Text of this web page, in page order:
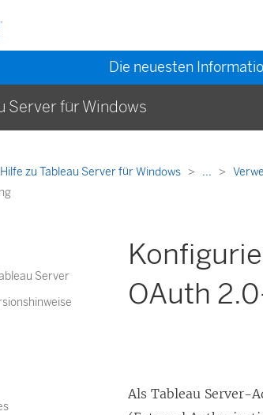
Die neuesten
Server für Windows
Hilfe zu Tableau Server für Windows ...
Server
OAuth
AlsTableau Server-